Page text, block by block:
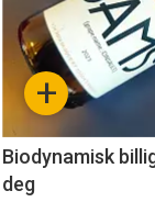
nå
-
+
Biodynamisk
deg